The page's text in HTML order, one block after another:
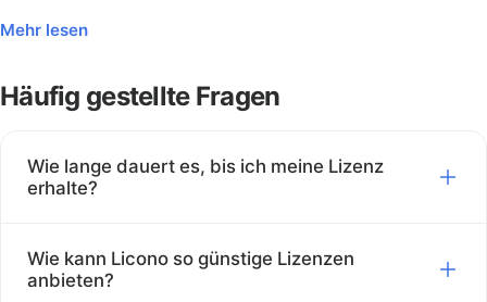
verwandeln Sie Ihre Entwürfe sofort in fotorealistische
neueste Enscape-Version, inklusive Echtzeit-Rendering,
Animationen, Panorama-Exporten und Virtual-Reality-
Entwürfe in jeder Projektphase visuell überzeugen
wollen.
Mehr lesen
Häufig gestellte Fragen
Wie lange dauert es, bis ich meine Lizenz
erhalte?
weniger Minuten bis 2 Stunden, per E-Mail mit klaren
Anweisungen zur Aktivierung.
Wie kann Licono so günstige Lizenzen
anbieten?